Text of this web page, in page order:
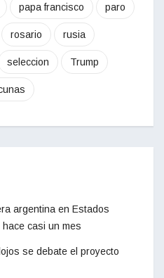
papa francisco paro
rosario rusia
seleccion Trump
argentina en Estados
casi un mes
se debate el proyecto